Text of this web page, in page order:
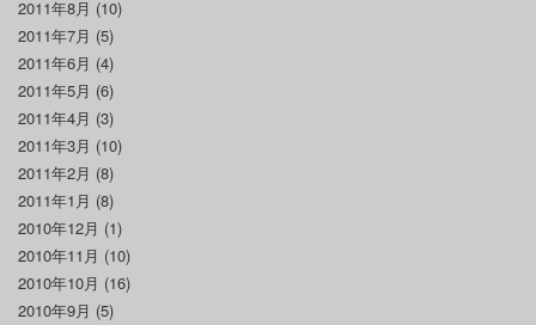
2011年8月 (10)
2011年7月 (5)
2011年6月 (4)
2011年5月 (6)
2011年4月 (3)
2011年3月 (10)
2011年2月 (8)
2011年1月 (8)
2010年12月 (1)
2010年11月 (10)
2010年10月 (16)
2010年9月 (5)